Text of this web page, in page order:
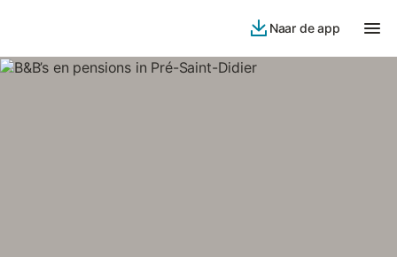
Naar de app